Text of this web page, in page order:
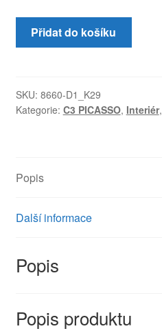
Boční
sluneční
C3
Picasso
Přidat do košíku
SKU: 8660-D1_K29
Kategorie: C3 PICASSO, Interiér,
Popis
Další informace
Popis
Popis produktu